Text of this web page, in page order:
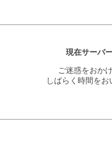
現在サーバ
ご迷惑をおか
しばらく時間を